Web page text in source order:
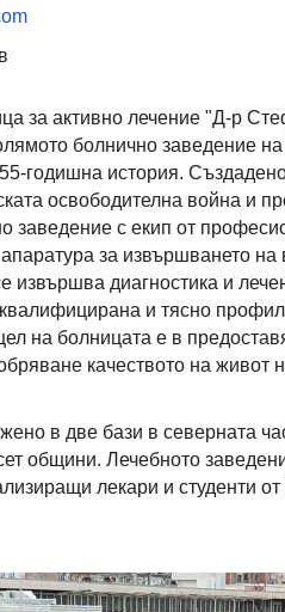
за активно лечение "Д-р
болнично заведение
годишна история.
освободителна война и
заведение с екип от
за извършването на
извършва диагностика и
и тясно
на болницата е в
качеството на живот
в две бази в северната
общини. Лечебното
лекари и студенти